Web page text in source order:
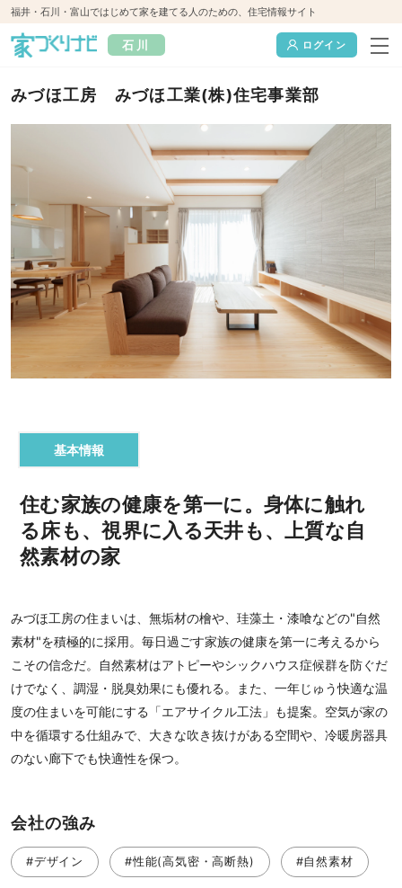
福井・石川・富山ではじめて家を建てる人のための、住宅情報サイト
石川 ログイン
みづほ工房 みづほ工業(株)住宅事業部
基本情報
住む家族の健康を第一に。身体に触れ
る床も、視界に入る天井も、上質な自
然素材の家
みづほ工房の住まいは、無垢材の檜や、珪藻土・漆喰などの"自然
素材"を積極的に採用。毎日過ごす家族の健康を第一に考えるから
こその信念だ。自然素材はアトピーやシックハウス症候群を防ぐだ
けでなく、調湿・脱臭効果にも優れる。また、一年じゅう快適な温
度の住まいを可能にする「エアサイクル工法」も提案。空気が家の
中を循環する仕組みで、大きな吹き抜けがある空間や、冷暖房器具
のない廊下でも快適性を保つ。
会社の強み
#デザイン #性能(高気密・高断熱) #自然素材